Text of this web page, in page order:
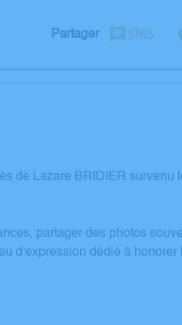
Partager SMS
de Lazare BRIDIER
partager des photos
d'expression dédié à